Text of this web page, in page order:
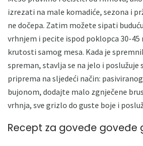
izrezati na male komadiće, sezona i
ne dočepa. Zatim možete sipati
vrhnjem i pecite ispod poklopca 30-45
krutosti samog mesa. Kada je
spreman, stavlja se na jelo i poslužuje
priprema na sljedeći način:
bujonom, dodajte malo zgnječene
vrhnja, sve grizlo do guste boje i
Recept za goveđe goveđe